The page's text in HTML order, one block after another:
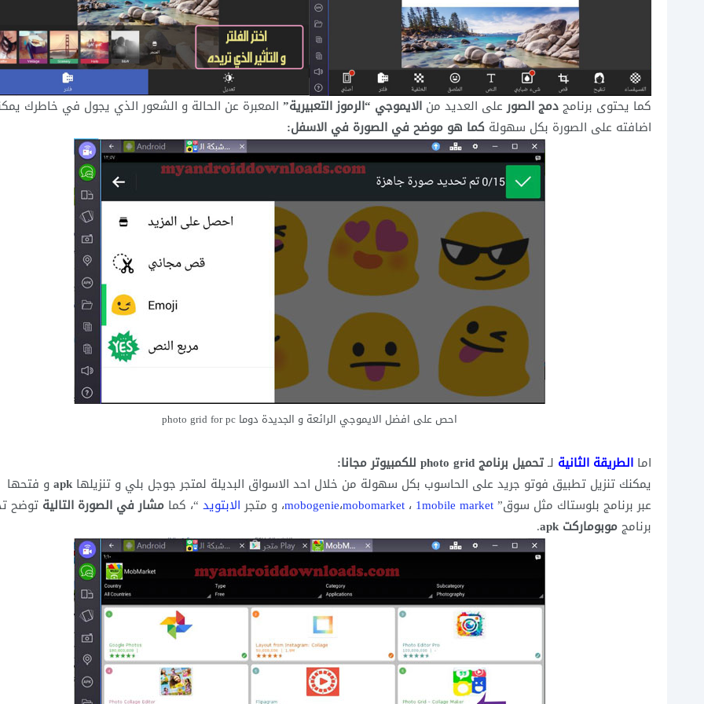
كما يحتوى برنامجدمج الصورعلى العديد من الايموجي “الرموز التعبيرية” المعبرة عن الحالة و الشعور الذي يجول في خاطرك
اضافته على الصورة بكل سهولة كما هو موضح في الصورة في الاسفل:
احص على افضل الايموجي الرائعة و الجديدة دوما photo grid for pc
اما الطريقة الثانية لـتحميل برنامج photo grid للكمبيوتر مجانا:
يمكنك تنزيل تطبيق فوتو جريد على الحاسوب بكل سهولة من خلال احد الاسواق البديلة لمتجر جوجل بلي و تنزيلهاapkو فتحها
عبر برنامج بلوستاك مثل سوق”
mobogenie،mobomarket ، 1mobile market ، و متجر الابتويد “، كما مشار في الصورة التالية توضح
برنامجموبوماركت apk .